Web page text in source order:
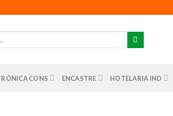
CONS ENCASTRE HOTELARIA IND